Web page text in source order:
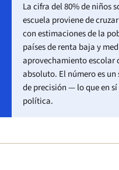
La cifra del 80% de niños
escuela proviene de
con estimaciones de la
países de renta baja y
aprovechamiento
absoluto. El número es
de precisión — lo que en
política.